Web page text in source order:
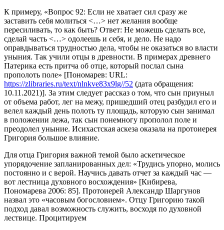
К примеру, «Вопрос 92: Если не хватает сил сразу же
заставить себя молиться <…> нет желания вообще
пересиливать, то как быть? Ответ: Не можешь сделать все,
сделай часть <…> одолеешь и себя, и дело. Не надо
оправдываться трудностью дела, чтобы не оказаться во власти
уныния. Так учили отцы в древности. В примерах древнего
Патерика есть притча об отце, который послал сына
прополоть поле» [Пономарев: URL:
https://zlibraries.ru/text/nlnkve83x9lg//52 (дата обращения:
10.11.2021)]. За этим следует рассказ о том, что сын приуныл
от объема работ, лег на межу, пришедший отец разбудил его и
велел каждый день полоть ту площадь, которую сын занимал
в положении лежа, так сын понемногу прополол поле и
преодолел уныние. Исихастская аскеза оказала на протоиерея
Григория большое влияние.
Для отца Григория важной темой было аскетическое
упорядочение запланированных дел: «Трудись упорно, молись
постоянно и с верой. Научись давать отчет за каждый час —
вот лестница духовного восхождения» [Кибирева,
Пономарева 2006: 85]. Протоиерей Александр Шаргунов
назвал это «часовым богословием». Отцу Григорию такой
подход давал возможность служить, восходя по духовной
лествице. Процитируем